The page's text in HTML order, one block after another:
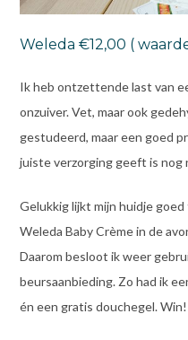
Weleda €12,00 (
Ik heb ontzettende last van
onzuiver. Vet, maar ook
gestudeerd, maar een goed
juiste verzorging geeft is nog
Gelukkig lijkt mijn huidje
Weleda Baby Crème in de
Daarom besloot ik weer
beursaanbieding. Zo had ik
én een gratis douchegel. Win!